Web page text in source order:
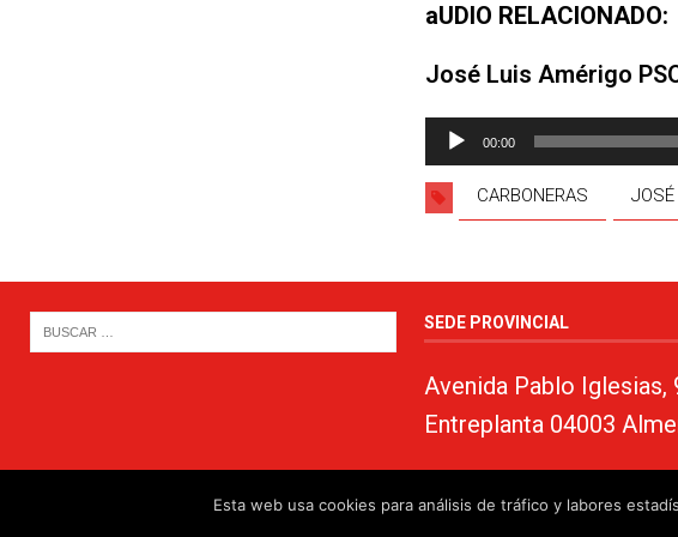
aUDIO RELACIONADO:
José Luis Amérigo
Reproductor
audio
00:00
CARBONERAS JOSÉ
SEDE PROVINCIAL
Avenida Pablo Iglesias,
Entreplanta 04003
www.psoealmeria.com psoe@psoe-almeria.com
Esta web usa cookies para análisis de tráfico y labores